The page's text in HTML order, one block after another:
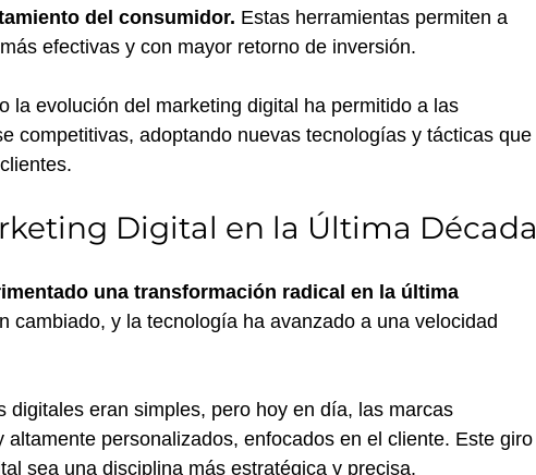
del consumidor. Estas herramientas permiten a
efectivas y con mayor retorno de inversión.
la evolución del marketing digital ha permitido a las
competitivas, adoptando nuevas tecnologías y tácticas que
Digital en la Última Década
una transformación radical en la última
cambiado, y la tecnología ha avanzado a una velocidad
digitales eran simples, pero hoy en día, las marcas
personalizados, enfocados en el cliente. Este giro
sea una disciplina más estratégica y precisa.